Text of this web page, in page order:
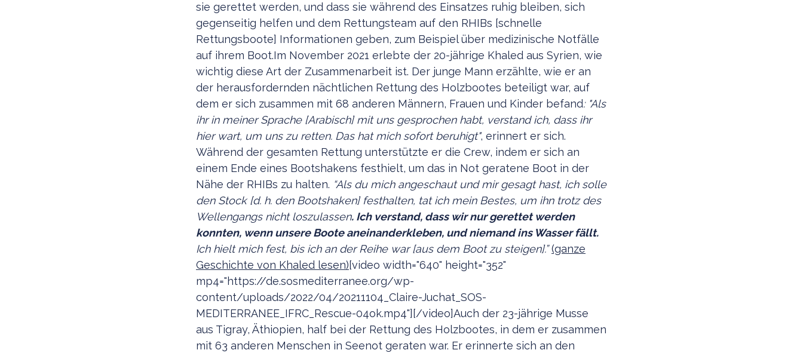
sie gerettet werden, und dass sie während des Einsatzes ruhig bleiben, sich
gegenseitig helfen und dem Rettungsteam auf den RHIBs [schnelle
Rettungsboote] Informationen geben, zum Beispiel über medizinische Notfälle
auf ihrem Boot.Im November 2021 erlebte der 20-jährige Khaled aus Syrien, wie
wichtig diese Art der Zusammenarbeit ist. Der junge Mann erzählte, wie er an
der herausfordernden nächtlichen Rettung des Holzbootes beteiligt war, auf
dem er sich zusammen mit 68 anderen Männern, Frauen und Kinder befand: "Als
ihr in meiner Sprache [Arabisch] mit uns gesprochen habt, verstand ich, dass ihr
hier wart, um uns zu retten. Das hat mich sofort beruhigt", erinnert er sich.
Während der gesamten Rettung unterstützte er die Crew, indem er sich an
einem Ende eines Bootshakens festhielt, um das in Not geratene Boot in der
Nähe der RHIBs zu halten. “Als du mich angeschaut und mir gesagt hast, ich solle
den Stock [d. h. den Bootshaken] festhalten, tat ich mein Bestes, um ihn trotz des
Wellengangs nicht loszulassen. Ich verstand, dass wir nur gerettet werden
konnten, wenn unsere Boote aneinanderkleben, und niemand ins Wasser fällt.
Ich hielt mich fest, bis ich an der Reihe war [aus dem Boot zu steigen].”(ganze
Geschichte von Khaled lesen)[video width="640" height="352"
mp4="https://de.sosmediterranee.org/wp-
content/uploads/2022/04/20211104_Claire-Juchat_SOS-
MEDITERRANEE_IFRC_Rescue-04ok.mp4"][/video]Auch der 23-jährige Musse
aus Tigray, Äthiopien, half bei der Rettung des Holzbootes, in dem er zusammen
mit 63 anderen Menschen in Seenot geraten war. Er erinnerte sich an den